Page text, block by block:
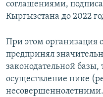
соглашениями,
Кыргызстана до 2022
При этом организация
предпринял
законодательной базы,
осуществление нике